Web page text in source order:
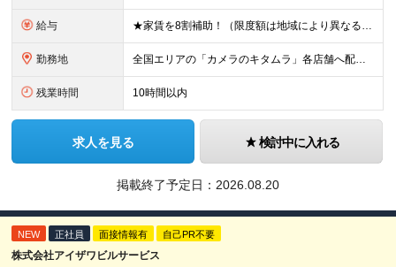
給与 ★家賃を8割補助！（限度額は地域により異なる） ※転勤による引っ越しが発生する場合 ＝＝＝＝＝＝＝＝＝＝＝＝＝＝＝＝＝＝＝＝＝＝＝ 例えば、家賃7.5万円なら6万円は会社で負担。 あなたが支払うのは、
勤務地 全国エリアの「カメラのキタムラ」各店舗へ配属となります ※最初の配属先は希望を最大限考慮した上で決定します ▼詳しい勤務地住所は下記URLをご確認ください。 https://sss.kitamur
残業時間 10時間以内
求人を見る 検討中に入れる
掲載終了予定日： 2026.08.20
NEW 正社員 面接情報有 自己PR不要
株式会社アイザワビルサービス